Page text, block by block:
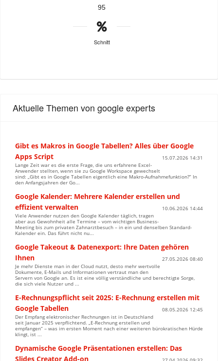
95
Schnitt
Aktuelle Themen von google experts
Gibt es Makros in Google Tabellen? Alles über Google
Apps Script
15.07.2026 14:31
Lange Zeit war es die erste Frage, die uns erfahrene Excel-
Anwender stellten, wenn sie zu Google Workspace gewechselt
sind: „Gibt es in Google Tabellen eigentlich eine Makro-Aufnahmefunktion?“ In
den Anfangsjahren der Go...
Google Kalender: Mehrere Kalender erstellen und
effizient verwalten
10.06.2026 14:44
Viele Anwender nutzen den Google Kalender täglich, tragen
aber aus Gewohnheit alle Termine – vom wichtigen Business-
Meeting bis zum privaten Zahnarztbesuch – in ein und denselben Standard-
Kalender ein. Das führt nicht nu...
Google Takeout & Datenexport: Ihre Daten gehören
Ihnen
27.05.2026 08:40
Je mehr Dienste man in der Cloud nutzt, desto mehr wertvolle
Dokumente, E-Mails und Informationen vertraut man den
Servern von Google an. Es ist eine völlig verständliche und berechtigte Sorge,
die sich viele Nutzer und ...
E-Rechnungspflicht seit 2025: E-Rechnung erstellen mit
Google Tabellen
08.05.2026 12:45
Der Empfang elektronischer Rechnungen ist in Deutschland
seit Januar 2025 verpflichtend. „E-Rechnung erstellen und
empfangen“ – was im ersten Moment nach einer weiteren bürokratischen Hürde
klingt, ist ...
Dynamische Google Präsentationen erstellen: Das
Slides Creator Add-on